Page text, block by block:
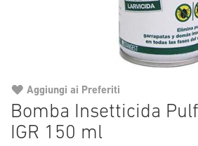
Bomba Insetticida
IGR 150 ml
Aggiungi ai Preferiti
all'inizio